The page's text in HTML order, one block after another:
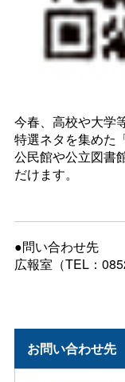
今春、高校や大学
特選ネタを集めた
公民館や公立図書
だけます。
●問い合わせ先
広報室（TEL：
お問い合わせ先